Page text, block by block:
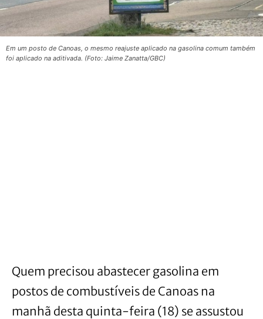
Em um posto de Canoas, o mesmo reajuste aplicado na gasolina comum também
foi aplicado na aditivada. (Foto: Jaime Zanatta/GBC)
Quem precisou abastecer gasolina em
postos de combustíveis de Canoas na
manhã desta quinta-feira (18) se assustou